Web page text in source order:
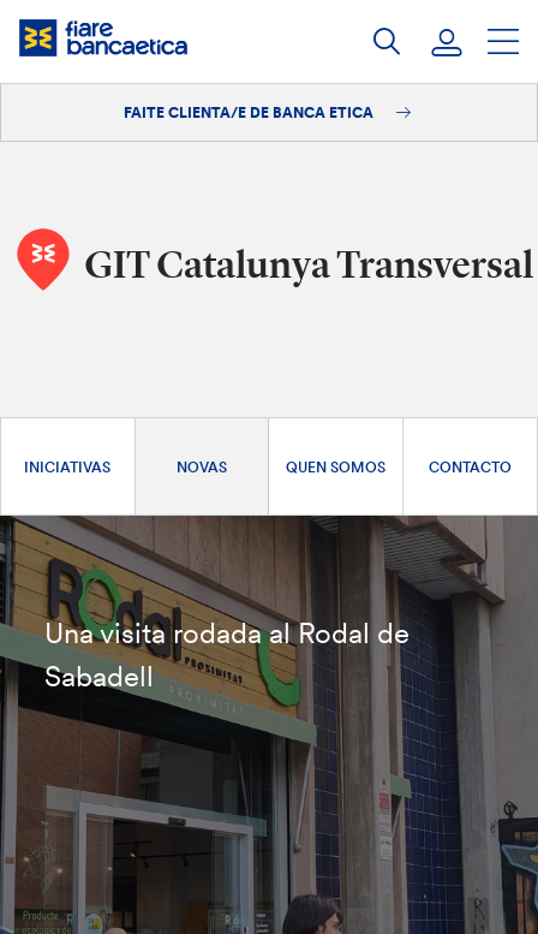
Saltar
FAITE CLIENTA/E DE BANCA ETICA
GIT Catalunya Transversal
INICIATIVAS NOVAS QUEN SOMOS CONTACTO
Una visita rodada al Rodal de
Sabadell